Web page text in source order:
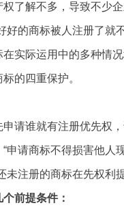
了解不多，导致不少
好的商标被人注册了就
实际运用中的多种情
的四重保护。
请谁就有注册优先权
申请商标不得损害他
未注册的商标在先权利
前提条件：